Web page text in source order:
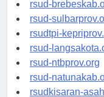
rsud-
rsud-
rsudtpi-
rsud-
rsud-ntbprov.org
rsud-